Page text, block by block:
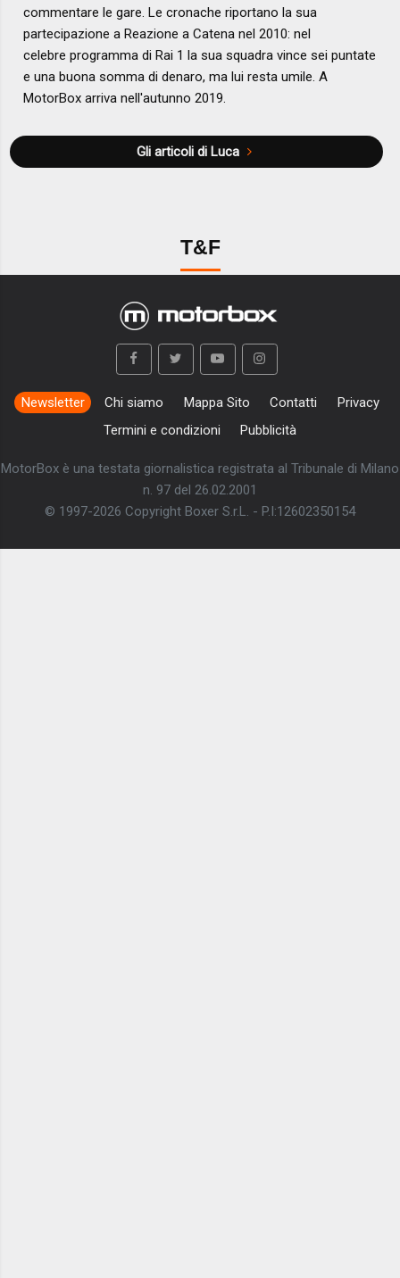
commentare le gare. Le cronache riportano la sua
partecipazione a Reazione a Catena nel 2010: nel
celebre programma di Rai 1 la sua squadra vince sei puntate
e una buona somma di denaro, ma lui resta umile. A
MotorBox arriva nell'autunno 2019.
Gli articoli di Luca
T&F
Newsletter Chi siamo Mappa Sito Contatti
Privacy
Termini e condizioni
Pubblicità
MotorBox è una testata giornalistica registrata al Tribunale di Milano
n. 97 del 26.02.2001
© 1997-2026 Copyright Boxer S.r.L. - P.I:12602350154